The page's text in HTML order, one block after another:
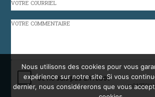
COURRIEL
VOTRE
CAPTCHA
Nous utilisons des cookies pour vous
expérience sur notre site. Si vous
dernier, nous considérerons que vous